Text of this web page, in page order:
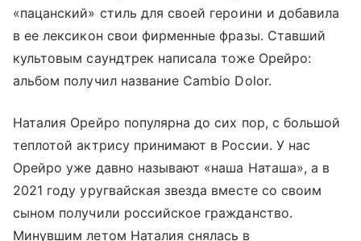
«пацанский» стиль для своей героини и добавила
в ее лексикон свои фирменные фразы. Ставший
культовым саундтрек написала тоже Орейро:
альбом получил название Cambio Dolor.
Наталия Орейро популярна до сих пор, с большой
теплотой актрису принимают в России. У нас
Орейро уже давно называют «наша Наташа», а в
2021 году уругвайская звезда вместе со своим
сыном получили российское гражданство.
Минувшим летом Наталия снялась в